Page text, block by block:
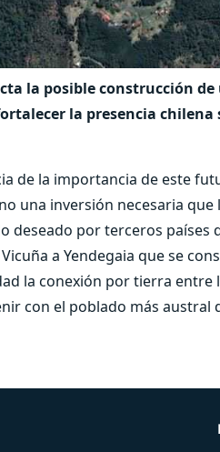
la posible construcción
la presencia chilena
de la importancia de este
una inversión necesaria
por terceros países
a Yendegaia que se
la conexión por tierra entre
con el poblado más austral